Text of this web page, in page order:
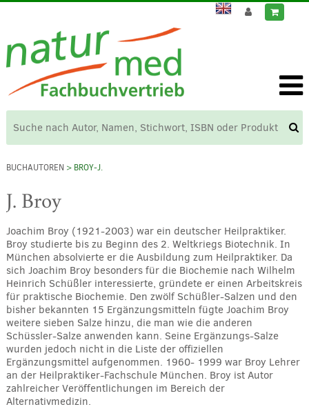
BUCHAUTOREN > BROY-J.
J. Broy
Joachim Broy (1921-2003) war ein deutscher Heilpraktiker.
Broy studierte bis zu Beginn des 2. Weltkriegs Biotechnik. In
München absolvierte er die Ausbildung zum Heilpraktiker. Da
sich Joachim Broy besonders für die Biochemie nach Wilhelm
Heinrich Schüßler interessierte, gründete er einen Arbeitskreis
für praktische Biochemie. Den zwölf Schüßler-Salzen und den
bisher bekannten 15 Ergänzungsmitteln fügte Joachim Broy
weitere sieben Salze hinzu, die man wie die anderen
Schüssler-Salze anwenden kann. Seine Ergänzungs-Salze
wurden jedoch nicht in die Liste der offiziellen
Ergänzungsmittel aufgenommen. 1960- 1999 war Broy Lehrer
an der Heilpraktiker-Fachschule München. Broy ist Autor
zahlreicher Veröffentlichungen im Bereich der
Alternativmedizin.